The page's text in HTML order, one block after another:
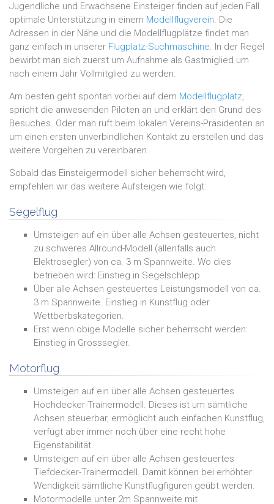
Jugendliche und Erwachsene Einsteiger finden auf jeden Fall
optimale Unterstützung in einem Modellflugverein. Die
Adressen in der Nähe und die Modellflugplätze findet man
ganz einfach in unserer Flugplatz-Suchmaschine. In der Regel
bewirbt man sich zuerst um Aufnahme als Gastmiglied um
nach einem Jahr Vollmitglied zu werden.
Am besten geht spontan vorbei auf dem Modellflugplatz,
spricht die anwesenden Piloten an und erklärt den Grund des
Besuches. Oder man ruft beim lokalen Vereins-Präsidenten an
um einen ersten unverbindlichen Kontakt zu erstellen und das
weitere Vorgehen zu vereinbaren.
Sobald das Einsteigermodell sicher beherrscht wird,
empfehlen wir das weitere Aufsteigen wie folgt:
Segelflug
Umsteigen auf ein über alle Achsen gesteuertes, nicht
zu schweres Allround-Modell (allenfalls auch
Elektrosegler) von ca. 3 m Spannweite. Wo dies
betrieben wird: Einstieg in Segelschlepp.
Über alle Achsen gesteuertes Leistungsmodell von ca.
3 m Spannweite. Einstieg in Kunstflug oder
Wettberbskategorien.
Erst wenn obige Modelle sicher beherrscht werden:
Einstieg in Grosssegler.
Motorflug
Umsteigen auf ein über alle Achsen gesteuertes
Hochdecker-Trainermodell. Dieses ist um sämtliche
Achsen steuerbar, ermöglicht auch einfachen Kunstflug,
verfügt aber immer noch über eine recht hohe
Eigenstabilität.
Umsteigen auf ein über alle Achsen gesteuertes
Tiefdecker-Trainermodell. Damit können bei erhöhter
Wendigkeit sämtliche Kunstflugfiguren geübt werden.
Motormodelle unter 2m Spannweite mit